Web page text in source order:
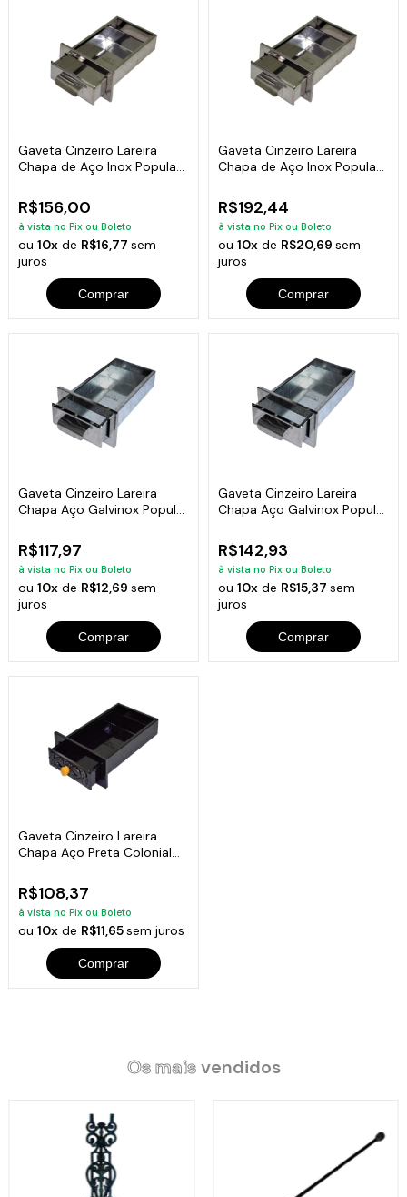
Gaveta Cinzeiro Lareira
Chapa de Aço Inox Popular
R$156,00
à vista no Pix ou Boleto
ou10x de R$16,77sem
juros
Comprar
Gaveta Cinzeiro Lareira
Chapa de Aço Inox Popular
R$192,44
à vista no Pix ou Boleto
ou 10xde R$20,69 sem
juros
Comprar
Gaveta Cinzeiro Lareira
Chapa Aço Galvinox Popular
R$117,97
à vista no Pix ou Boleto
ou10x de R$12,69sem
juros
Comprar
Gaveta Cinzeiro Lareira
Chapa Aço Galvinox Popular
R$142,93
à vista no Pix ou Boleto
ou 10xde R$15,37 sem
juros
Comprar
Gaveta Cinzeiro Lareira
Chapa Aço Preta Colonial
R$108,37
à vista no Pix ou Boleto
ou10x de R$11,65sem juros
Comprar
Os maisvendidos